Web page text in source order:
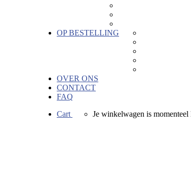
OP BESTELLING
OVER ONS
CONTACT
FAQ
Cart
Je winkelwagen is momenteel